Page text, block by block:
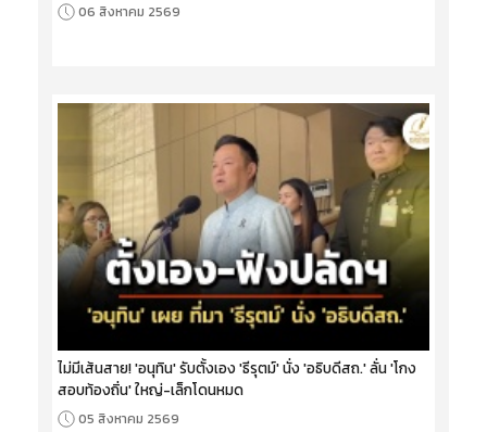
06 สิงหาคม 2569
ไม่มีเส้นสาย! 'อนุทิน' รับตั้งเอง 'ธีรุตม์' นั่ง 'อธิบดีสถ.' ลั่น 'โกง
สอบท้องถิ่น' ใหญ่-เล็กโดนหมด
05 สิงหาคม 2569